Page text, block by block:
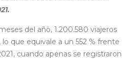
del año, 1.200.580 viajeros
que equivale a un 552 % frente
cuando apenas se registraron